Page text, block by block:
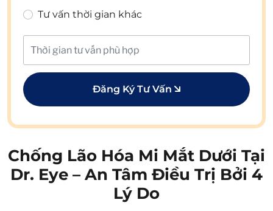
Tư vấn thời gian khác
Đăng Ký Tư Vấn
Chống Lão Hóa Mi Mắt Dưới Tại
Dr. Eye – An Tâm Điều Trị Bởi 4
Lý Do